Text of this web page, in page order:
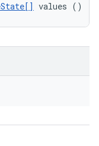
values ()